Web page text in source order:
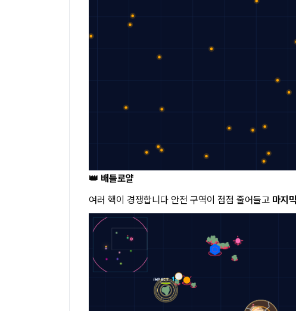
👑 배틀로얄
여러 핵이 경쟁합니다 안전 구역이 점점 줄어들고 마지